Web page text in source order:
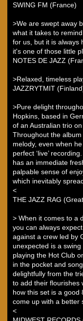
SWING FM (France)
>We are swept away
what it takes to
for us, but it is always
it's one of those little
NOTES DE JAZZ
>Relaxed, timeless
JAZZRYTMIT
>Pure delight
Hopkins, based in
of an Australian trio
Throughout the
melody, even when
perfect ‘live’
has an immediate
palpable sense of
which inevitably
<
THE JAZZ RAG
> When it comes to a
you can always
against a crew led by
unexpected is a
playing the Hot Club
in the pocket and
delightfully from the
to add their flourishes
how this set is a good
come up with a better
<